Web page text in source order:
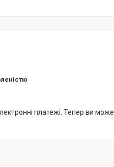
платежі. Тепер ви